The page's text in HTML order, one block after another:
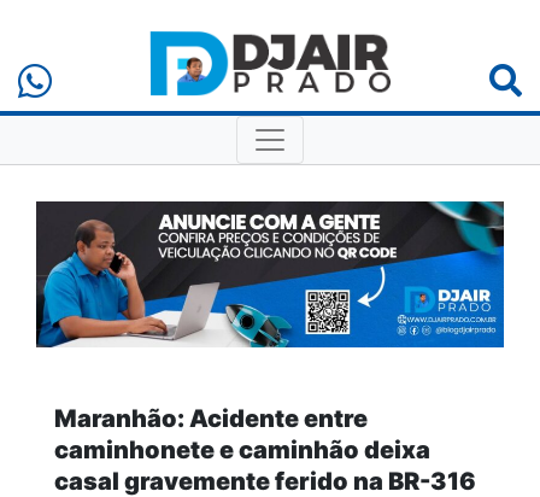
Maranhão: Acidente entre
caminhonete e caminhão deixa
casal gravemente ferido na BR-316